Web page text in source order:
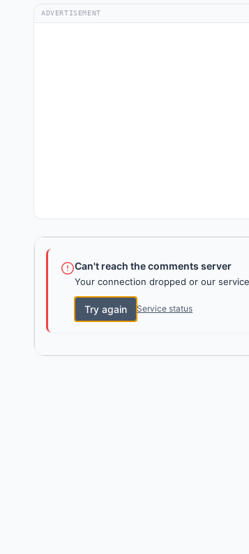
ADVERTISEMENT
Can't reach the comments server
Your connection dropped or our
Try again Service status